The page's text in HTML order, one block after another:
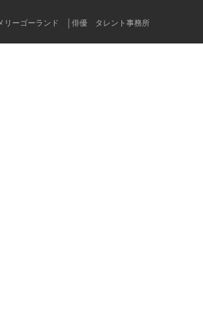
リーゴーランド │俳優 タレント事務所